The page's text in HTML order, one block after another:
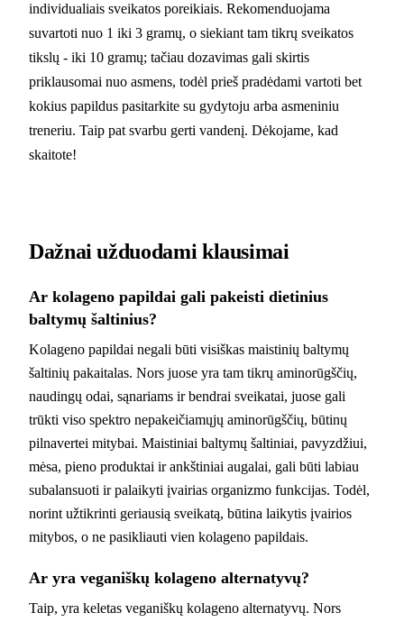
individualiais sveikatos poreikiais. Rekomenduojama
suvartoti nuo 1 iki 3 gramų, o siekiant tam tikrų sveikatos
tikslų - iki 10 gramų; tačiau dozavimas gali skirtis
priklausomai nuo asmens, todėl prieš pradėdami vartoti bet
kokius papildus pasitarkite su gydytoju arba asmeniniu
treneriu. Taip pat svarbu gerti vandenį. Dėkojame, kad
skaitote!
Dažnai užduodami klausimai
Ar kolageno papildai gali pakeisti dietinius
baltymų šaltinius?
Kolageno papildai negali būti visiškas maistinių baltymų
šaltinių pakaitalas. Nors juose yra tam tikrų aminorūgščių,
naudingų odai, sąnariams ir bendrai sveikatai, juose gali
trūkti viso spektro nepakeičiamųjų aminorūgščių, būtinų
pilnavertei mitybai. Maistiniai baltymų šaltiniai, pavyzdžiui,
mėsa, pieno produktai ir ankštiniai augalai, gali būti labiau
subalansuoti ir palaikyti įvairias organizmo funkcijas. Todėl,
norint užtikrinti geriausią sveikatą, būtina laikytis įvairios
mitybos, o ne pasikliauti vien kolageno papildais.
Ar yra veganiškų kolageno alternatyvų?
Taip, yra keletas veganiškų kolageno alternatyvų. Nors